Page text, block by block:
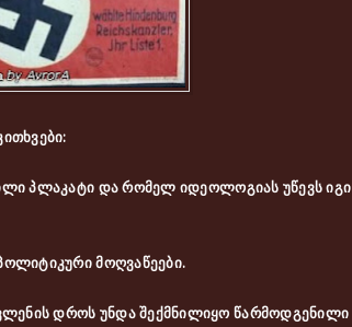
პლაკატი და რომელ იდეოლოგიას უწევს იგი
მოღვაწეები.
დროს უნდა შექმნილიყო წარმოდგენილი